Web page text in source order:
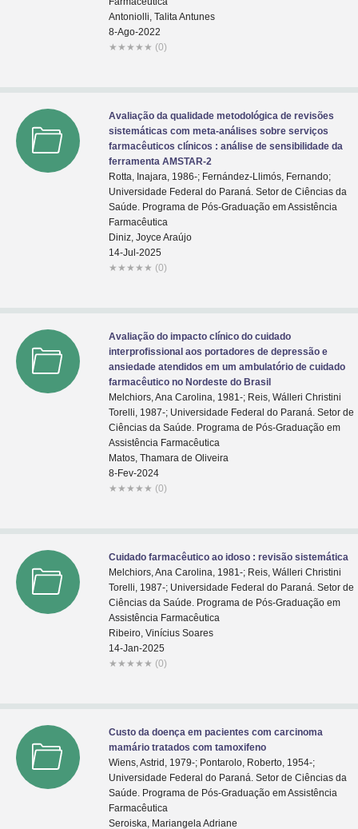
Antoniolli, Talita Antunes
8-Ago-2022
★ ★ ★ ★ ★ (0)
Avaliação da qualidade metodológica de revisões
sistemáticas com meta-análises sobre serviços
farmacêuticos clínicos : análise de sensibilidade da
ferramenta AMSTAR-2
Rotta, Inajara, 1986-; Fernández-Llimós, Fernando;
Universidade Federal do Paraná. Setor de Ciências da
Saúde. Programa de Pós-Graduação em Assistência
Farmacêutica
Diniz, Joyce Araújo
14-Jul-2025
★ ★ ★ ★ ★ (0)
Avaliação do impacto clínico do cuidado
interprofissional aos portadores de depressão e
ansiedade atendidos em um ambulatório de cuidado
farmacêutico no Nordeste do Brasil
Melchiors, Ana Carolina, 1981-; Reis, Wálleri Christini
Torelli, 1987-; Universidade Federal do Paraná. Setor de
Ciências da Saúde. Programa de Pós-Graduação em
Assistência Farmacêutica
Matos, Thamara de Oliveira
8-Fev-2024
★ ★ ★ ★ ★ (0)
Cuidado farmacêutico ao idoso : revisão sistemática
Melchiors, Ana Carolina, 1981-; Reis, Wálleri Christini
Torelli, 1987-; Universidade Federal do Paraná. Setor de
Ciências da Saúde. Programa de Pós-Graduação em
Assistência Farmacêutica
Ribeiro, Vinícius Soares
14-Jan-2025
★ ★ ★ ★ ★ (0)
Custo da doença em pacientes com carcinoma
mamário tratados com tamoxifeno
Wiens, Astrid, 1979-; Pontarolo, Roberto, 1954-;
Universidade Federal do Paraná. Setor de Ciências da
Saúde. Programa de Pós-Graduação em Assistência
Farmacêutica
Seroiska, Mariangela Adriane